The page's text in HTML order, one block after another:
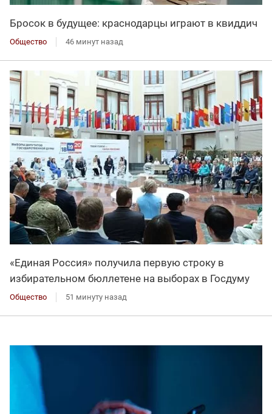
Бросок в будущее: краснодарцы играют в квиддич
Общество 46 минут назад
«Единая Россия» получила первую строку в
избирательном бюллетене на выборах в Госдуму
Общество 51 минуту назад